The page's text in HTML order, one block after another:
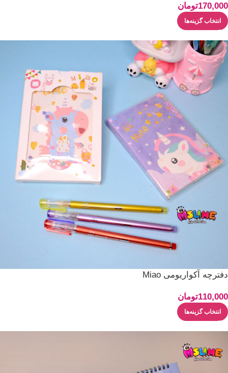
170,000تومان
انتخاب گزینه‌ها
دفترچه آکواریومی Miao
110,000تومان
انتخاب گزینه‌ها